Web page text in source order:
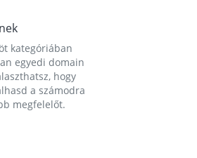
kategóriában
egyedi domain
hogy
a számodra
megfelelőt.